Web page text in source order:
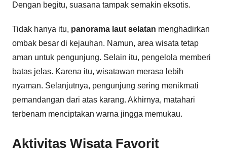
Dengan begitu, suasana tampak semakin eksotis.
Tidak hanya itu, panorama laut selatan menghadirkan
ombak besar di kejauhan. Namun, area wisata tetap
aman untuk pengunjung. Selain itu, pengelola memberi
batas jelas. Karena itu, wisatawan merasa lebih
nyaman. Selanjutnya, pengunjung sering menikmati
pemandangan dari atas karang. Akhirnya, matahari
terbenam menciptakan warna jingga memukau.
Aktivitas Wisata Favorit